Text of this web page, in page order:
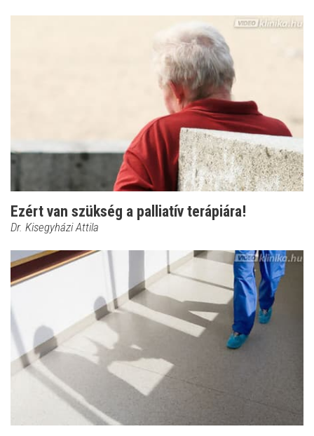
Ezért van szükség a palliatív terápiára!
Dr. Kisegyházi Attila